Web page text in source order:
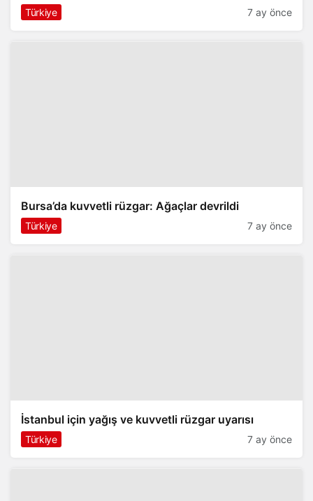
Türkiye 7 ay önce
Bursa’da kuvvetli rüzgar: Ağaçlar devrildi
Türkiye 7 ay önce
İstanbul için yağış ve kuvvetli rüzgar uyarısı
Türkiye 7 ay önce